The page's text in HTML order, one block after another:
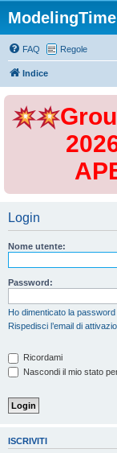
FAQ Regole
Indice
Login
Nome utente:
Password:
Ho dimenticato la password
Rispedisci l’email di
Ricordami
Nascondi il mio stato
ISCRIVITI